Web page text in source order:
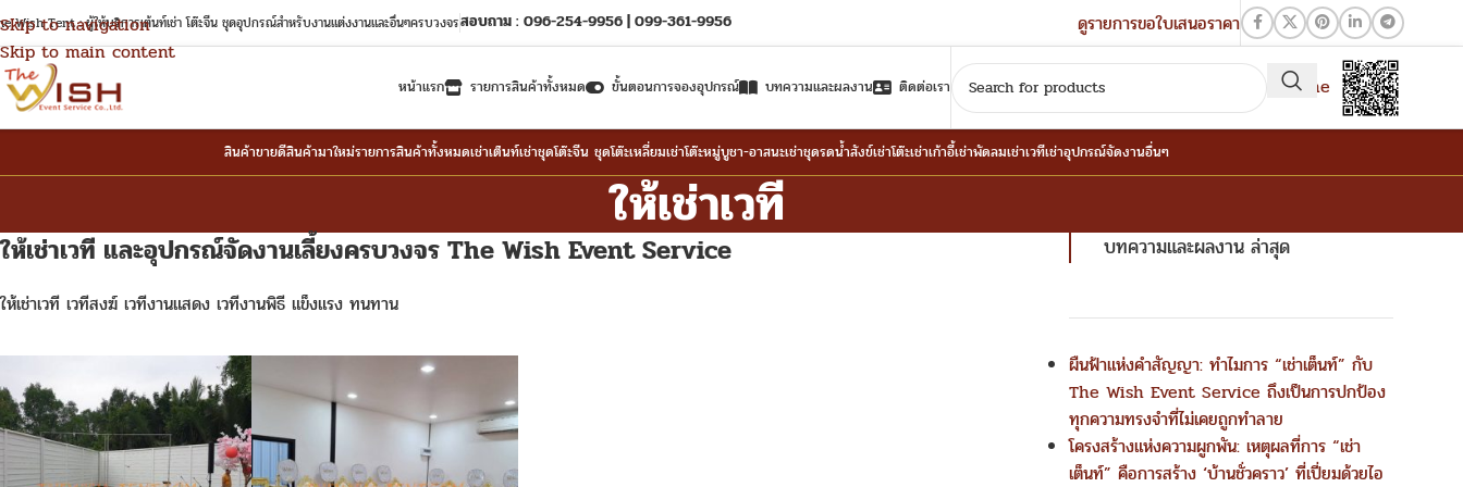
Skip to navigation
Skip to main content
Wish Tent : ผู้ให้บริการเต้นท์เช่า โต๊ะจีน ชุดอุปกรณ์สำหรับงานแต่งงานและอื่นๆครบวงจรสอบถาม : 096-254-9956 | 099-361-9956 ดูรายการขอใบเสนอราคา
หน้าแรก รายการสินค้าทั้งหมด ขั้นตอนการจองอุปกรณ์ บทความและผลงาน ติดต่อเรา QR-Line
สินค้าขายดีสินค้ามาใหม่รายการสินค้าทั้งหมดเช่าเต็นท์เช่าชุดโต๊ะจีน ชุดโต๊ะเหลี่ยมเช่าโต๊ะหมู่บูชา-อาสนะเช่าชุดรดน้ำสังข์เช่าโต๊ะเช่าเก้าอี้เช่าพัดลมเช่าเวทีเช่าอุปกรณ์จัดงานอื่นๆ
ให้เช่าเวที
ให้เช่าเวที และอุปกรณ์จัดงานเลี้ยงครบวงจรThe Wish Event Service
ให้เช่าเวที เวทีสงฆ์ เวทีงานแสดง เวทีงานพิธี แข็งแรง ทนทาน
บทความและผลงาน ล่าสุด
ผืนฟ้าแห่งคำสัญญา: ทำไมการ “เช่าเต็นท์” กับ
The Wish Event Service ถึงเป็นการปกป้อง
ทุกความทรงจำที่ไม่เคยถูกทำลาย
โครงสร้างแห่งความผูกพัน: เหตุผลที่การ “เช่า
เต็นท์” คือการสร้าง ‘บ้านชั่วคราว’ ที่เปี่ยมด้วยไอ